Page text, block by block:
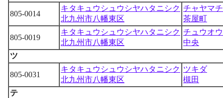
805-0014
キタキュウシュウシヤハタニシク
北九州市八幡東区
チャヤマチ
茶屋町
805-0019
キタキュウシュウシヤハタニシク
北九州市八幡東区
チュウオウ
中央
ツ
805-0031
キタキュウシュウシヤハタニシク
北九州市八幡東区
ツキダ
槻田
テ